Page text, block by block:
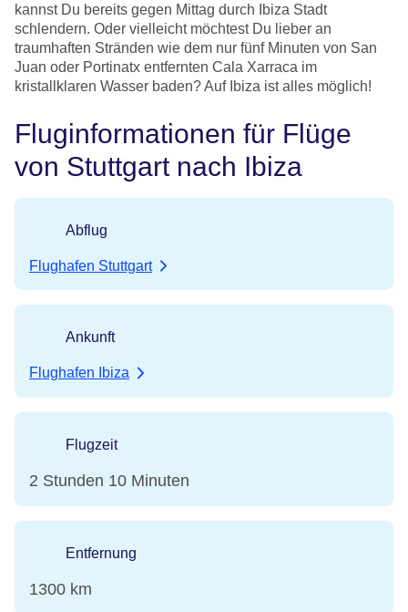
kannst Du bereits gegen Mittag durch Ibiza Stadt
schlendern. Oder vielleicht möchtest Du lieber an
traumhaften Stränden wie dem nur fünf Minuten von San
Juan oder Portinatx entfernten Cala Xarraca im
kristallklaren Wasser baden? Auf Ibiza ist alles möglich!
Fluginformationen für Flüge
von Stuttgart nach Ibiza
Abflug
Flughafen Stuttgart
Ankunft
Flughafen Ibiza
Flugzeit
2 Stunden 10 Minuten
Entfernung
1300 km